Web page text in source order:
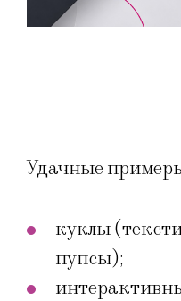
Удачные
куклы
пупсы);